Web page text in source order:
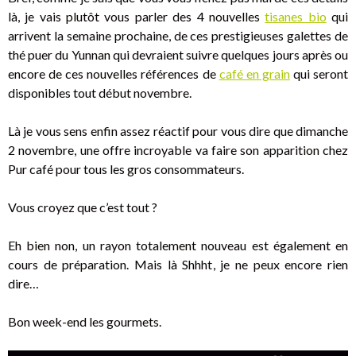
là, je vais plutôt vous parler des 4 nouvellestisanes bioqui
arrivent la semaine prochaine, de ces prestigieuses galettes de
thé puer du Yunnan qui devraient suivre quelques jours après ou
encore de ces nouvelles références de café en grainqui seront
disponibles tout début novembre.
Là je vous sens enfin assez réactif pour vous dire que dimanche
2 novembre, une offre incroyable va faire son apparition chez
Pur café pour tous les gros consommateurs.
Vous croyez que c’est tout ?
Eh bien non, un rayon totalement nouveau est également en
cours de préparation. Mais là Shhht, je ne peux encore rien
dire…
Bon week-end les gourmets.